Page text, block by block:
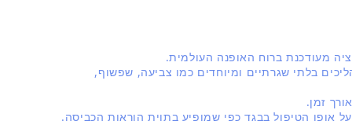
בלתי שגרתיים ומיוחדים כמו צביעה, שפשוף,
זמן.
אופן הטיפול בבגד כפי שמופיע בתוית הוראות הכביסה.